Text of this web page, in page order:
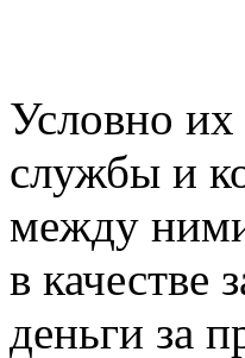
Условно
службы и
между
в качестве
деньги за